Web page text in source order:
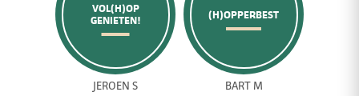
VOL(H)OP
GENIETEN!
JEROEN S
(H)OPPERBEST
BART M